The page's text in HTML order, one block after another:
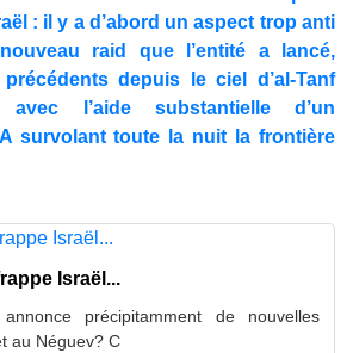
: il y a d’abord un aspect trop anti
raid que l’entité a lancé,
depuis le ciel d’al-Tanf
avec l’aide substantielle d’un
survolant toute la nuit la frontière
Israël...
précipitamment de nouvelles
au Néguev? C